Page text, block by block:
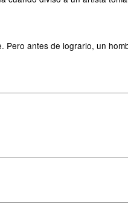
antes de lograrlo, un